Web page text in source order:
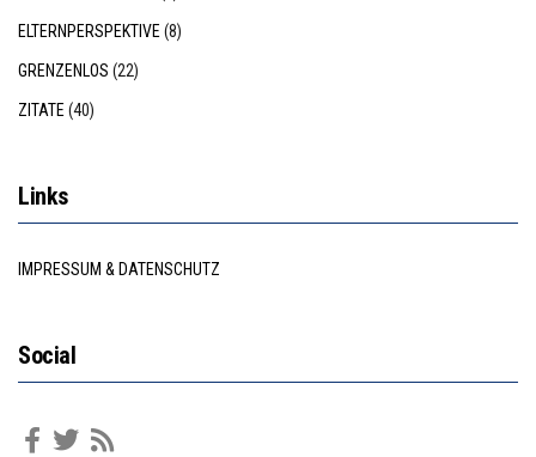
ELTERNPERSPEKTIVE (8)
GRENZENLOS (22)
ZITATE (40)
Links
IMPRESSUM & DATENSCHUTZ
Social